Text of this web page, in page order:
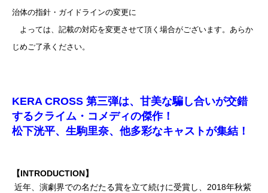
治体の指針・ガイドラインの変更に
よっては、記載の対応を変更させて頂く場合がございます。あらか
じめご了承ください。
KERA CROSS 第三弾は、甘美な騙し合いが交錯
するクライム・コメディの傑作！
松下洸平、生駒里奈、他多彩なキャストが集結！
【INTRODUCTION】
近年、演劇界での名だたる賞を立て続けに受賞し、2018年秋紫